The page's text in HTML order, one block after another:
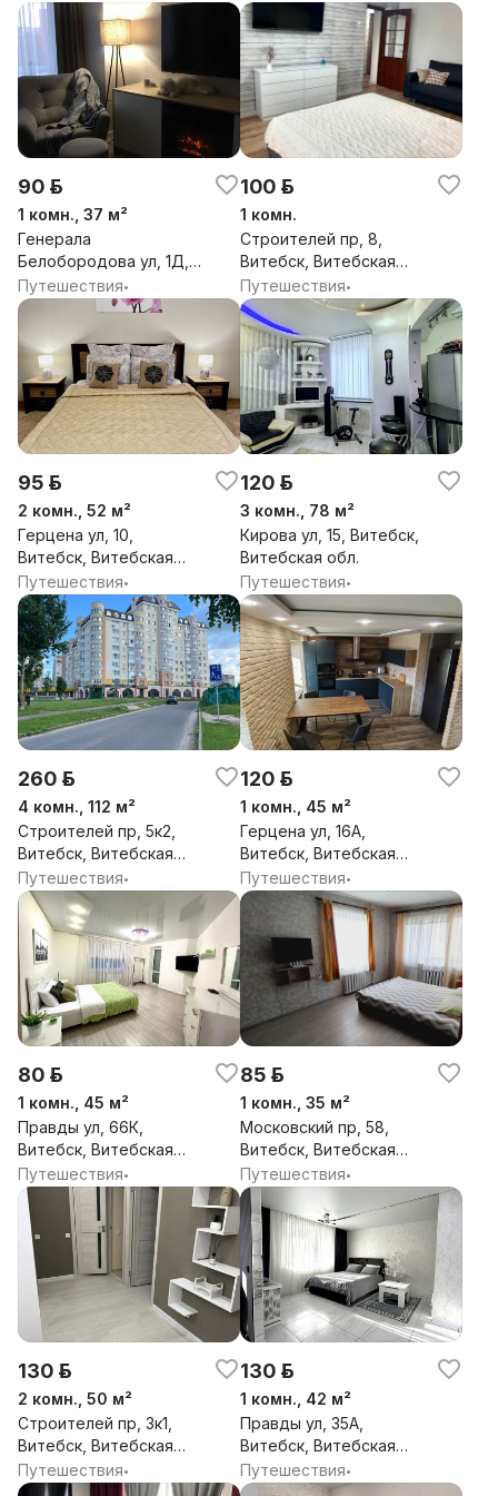
90 р.
1 комн., 37 м²
Генерала
Белобородова ул, 1Д,
Витебск, Витебская
обл.
Путешествия•
100 р.
1 комн.
Строителей пр, 8,
Витебск, Витебская
обл.
Путешествия•
95 р.
2 комн., 52 м²
Герцена ул, 10,
Витебск, Витебская
обл.
Путешествия•
120 р.
3 комн., 78 м²
Кирова ул, 15, Витебск,
Витебская обл.
Путешествия•
260 р.
4 комн., 112 м²
Строителей пр, 5к2,
Витебск, Витебская
обл.
Путешествия•
120 р.
1 комн., 45 м²
Герцена ул, 16А,
Витебск, Витебская
обл.
Путешествия•
80 р.
1 комн., 45 м²
Правды ул, 66К,
Витебск, Витебская
обл.
Путешествия•
85 р.
1 комн., 35 м²
Московский пр, 58,
Витебск, Витебская
обл.
Путешествия•
130 р.
2 комн., 50 м²
Строителей пр, 3к1,
Витебск, Витебская
обл.
Путешествия•
130 р.
1 комн., 42 м²
Правды ул, 35А,
Витебск, Витебская
обл.
Путешествия•